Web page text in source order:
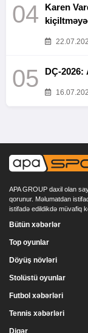
04
Karen
05 DÇ-
APA GROUP daxil olan
qorunur. Məlumatdan
istifadə edildikdə müvafiq
Bütün xəbərlər
Top oyunlar
Döyüş növləri
Stolüstü oyunlar
Futbol xəbərləri
Tennis xəbərləri
Digər